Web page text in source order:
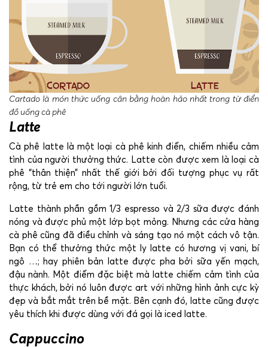
Cartado là món thức uống cân bằng hoàn hảo nhất trong từ điển
đồ uống cà phê
Latte
Cà phê latte là một loại cà phê kinh điển, chiếm nhiều cảm
tình của người thưởng thức. Latte còn được xem là loại cà
phê “thân thiện” nhất thế giới bởi đối tượng phục vụ rất
rộng, từ trẻ em cho tới người lớn tuổi.
Latte thành phần gồm 1/3 espresso và 2/3 sữa được đánh
nóng và được phủ một lớp bọt mỏng. Nhưng các cửa hàng
cà phê cũng đã điều chỉnh và sáng tạo nó một cách vô tận.
Bạn có thể thưởng thức một ly latte có hương vị vani, bí
ngô …; hay phiên bản latte được pha bởi sữa yến mạch,
đậu nành. Một điểm đặc biệt mà latte chiếm cảm tình của
thực khách, bởi nó luôn được art với những hình ảnh cực kỳ
đẹp và bắt mắt trên bề mặt. Bên cạnh đó, latte cũng được
yêu thích khi được dùng với đá gọi là iced latte.
Cappuccino